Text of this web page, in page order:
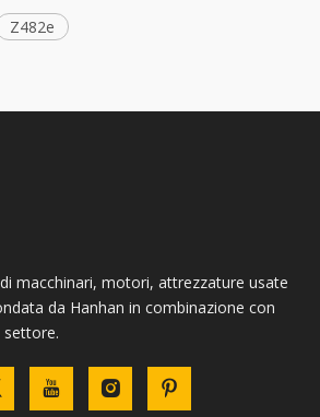
Z482e
macchinari, motori, attrezzature usate
da Hanhan in combinazione con
settore.